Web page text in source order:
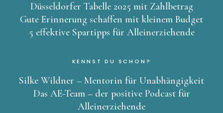
Düsseldorfer Tabelle 2025 mit Zahlbetrag
Gute Erinnerung schaffen mit kleinem Budget
5 effektive Spartipps für Alleinerziehende
KENNST DU SCHON?
Silke Wildner – Mentorin für Unabhängigkeit
Das AE-Team – der positive Podcast für
Alleinerziehende